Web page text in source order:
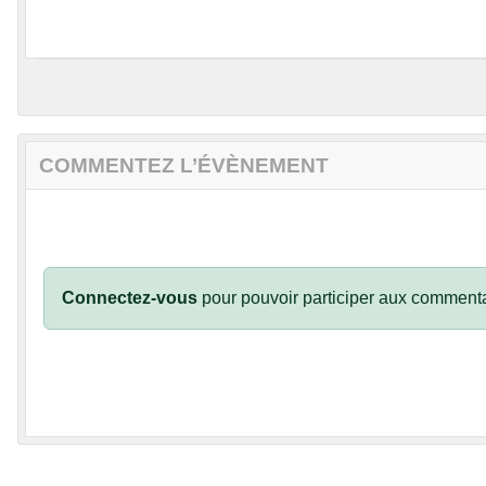
COMMENTEZ L’ÉVÈNEMENT
Connectez-vous pour pouvoir participer aux